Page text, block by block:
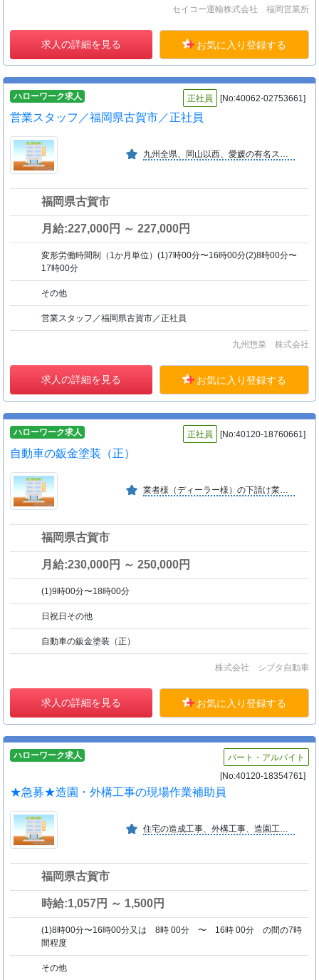
セイコー運輸株式会社 福岡営業所
求人の詳細を見る お気に入り登録する
ハローワーク求人 正社員 [No:40062-02753661]
営業スタッフ／福岡県古賀市／正社員
九州全県、岡山以西、愛媛の有名スーパーに展開する急成長する企業です。年商約４０億円、店舗数１５０店。
福岡県古賀市
月給:227,000円 ～ 227,000円
変形労働時間制（1か月単位）(1)7時00分〜16時00分(2)8時00分〜
17時00分
その他
営業スタッフ／福岡県古賀市／正社員
九州惣菜 株式会社
求人の詳細を見る お気に入り登録する
ハローワーク求人 正社員 [No:40120-18760661]
自動車の鈑金塗装（正）
業者様（ディーラー様）の下請け業務が主体となります。 技術、価格、スピード面において評価を頂いております。 引き続き技術の向上に努めて参ります。
福岡県古賀市
月給:230,000円 ～ 250,000円
(1)9時00分〜18時00分
日祝日その他
自動車の鈑金塗装（正）
株式会社 シブタ自動車
求人の詳細を見る お気に入り登録する
ハローワーク求人
パート・アルバイト
[No:40120-18354761]
★急募★造園・外構工事の現場作業補助員
住宅の造成工事、外構工事、造園工事から、お庭の剪定、草取り、草刈り、消毒、伐採、植栽などの庭園管理、また、苗物の生産・販売、苗木の販売等を行っております。
福岡県古賀市
時給:1,057円 ～ 1,500円
(1)8時00分〜16時00分又は 8時 00分 〜 16時 00分 の間の7時
間程度
その他